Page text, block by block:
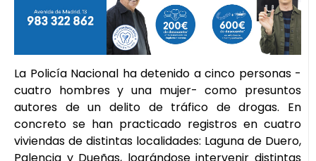
La Policía Nacional ha detenido a cinco personas -
cuatro hombres y una mujer- como presuntos
autores de un delito de tráfico de drogas. En
concreto se han practicado registros en cuatro
viviendas de distintas localidades: Laguna de Duero,